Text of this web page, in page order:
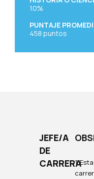
10%
PUNTAJE
458 puntos
JEFE/A
DE
CARRERA1. Esta